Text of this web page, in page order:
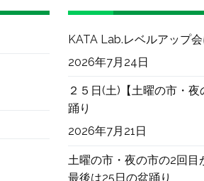
KATA Lab.レベルアップ
2026年7月24日
２５日(土)【土曜の市・
踊り
2026年7月21日
土曜の市・夜の市の2回目
最後は25日の盆踊り